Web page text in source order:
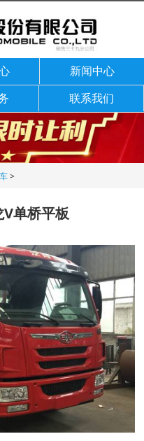
新闻中心
联系我们
>
V单桥平板